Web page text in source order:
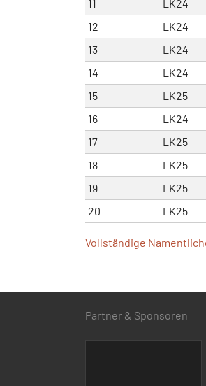
11
LK24
12
LK24
13
LK24
14
LK24
15
LK25
16
LK24
17
LK25
18
LK25
19
LK25
20
LK25
Vollständige
Partner & Sponsoren